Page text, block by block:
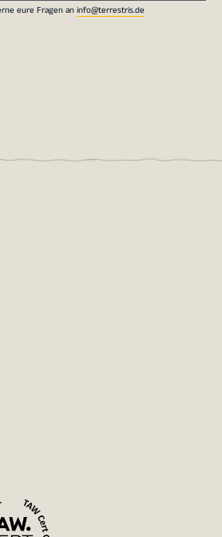
eure Fragen aninfo@terrestris.de